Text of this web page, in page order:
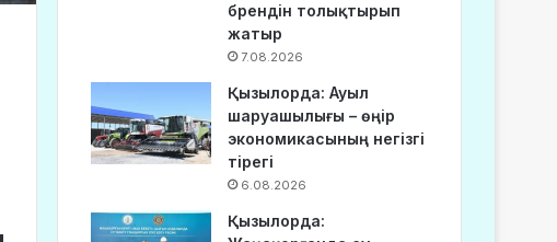
брендін толықтырып
жатыр
7.08.2026
Қызылорда: Ауыл
шаруашылығы – өңір
экономикасының негізгі
тірегі
6.08.2026
Қызылорда: